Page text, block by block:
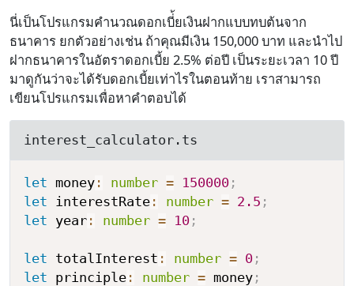
นี่เป็นโปรแกรมคำนวณดอกเบี่้ยเงินฝากแบบทบต้นจาก
ธนาคาร ยกตัวอย่างเช่น ถ้าคุณมีเงิน 150,000 บาท และนำไป
ฝากธนาคารในอัตราดอกเบี้ย 2.5% ต่อปี เป็นระยะเวลา 10 ปี
มาดูกันว่าจะได้รับดอกเบี้ยเท่าไรในตอนท้าย เราสามารถ
เขียนโปรแกรมเพื่อหาคำตอบได้
interest_calculator.ts
let money: number = 150000;
let interestRate: number = 2.5 ;
let year: number = 10;
let totalInterest : number = 0;
let principle: number = money;